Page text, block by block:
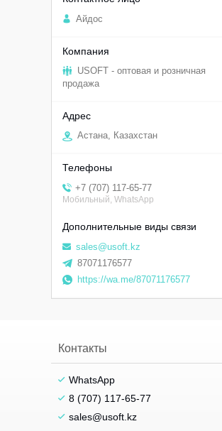
Aйдоc
USOFT - оптовая и розничная
продажа
Астана, Казахстан
+7 (707) 117-65-77
Мобильный, WhatsApp
sales@usoft.kz
87071176577
https://wa.me/87071176577
Контакты
WhatsApp
8 (707) 117-65-77
sales@usoft.kz